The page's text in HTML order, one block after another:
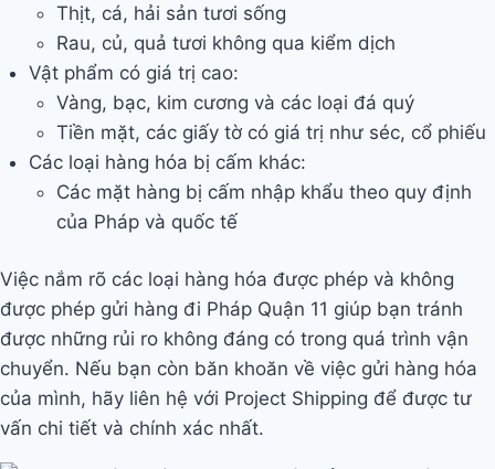
Thịt, cá, hải sản tươi sống
Rau, củ, quả tươi không qua kiểm dịch
Vật phẩm có giá trị cao:
Vàng, bạc, kim cương và các loại đá quý
Tiền mặt, các giấy tờ có giá trị như séc, cổ phiếu
Các loại hàng hóa bị cấm khác:
Các mặt hàng bị cấm nhập khẩu theo quy định
của Pháp và quốc tế
Việc nắm rõ các loại hàng hóa được phép và không
được phép gửi hàng đi Pháp Quận 11 giúp bạn tránh
được những rủi ro không đáng có trong quá trình vận
chuyển. Nếu bạn còn băn khoăn về việc gửi hàng hóa
của mình, hãy liên hệ với Project Shipping để được tư
vấn chi tiết và chính xác nhất.